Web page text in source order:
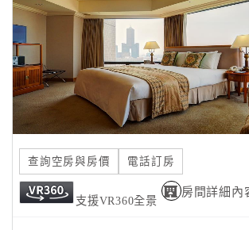
查詢空房與房價 電話訂房
支援VR360全景
房間詳細內